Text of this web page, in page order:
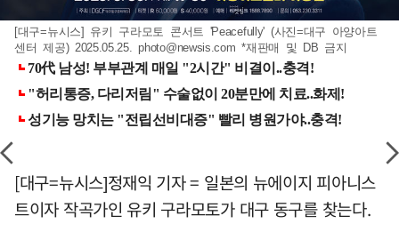
[대구=뉴시스] 유키 구라모토 콘서트 'Peacefully' (사진=대구 아양아트
센터 제공) 2025.05.25.photo@newsis.com *재판매 및 DB 금지
[대구=뉴시스]정재익 기자 = 일본의 뉴에이지 피아니스
트이자 작곡가인 유키 구라모토가 대구 동구를 찾는다.